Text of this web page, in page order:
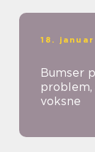
18.
Bumser
problem,
voksne